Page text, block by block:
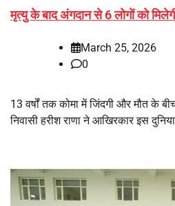
मृत्यु के बाद अंगदान से 6 लोगों को
March 25, 2026
0
13 वर्षों तक कोमा में जिंदगी और मौत के
निवासी हरीश राणा ने आखिरकार इस